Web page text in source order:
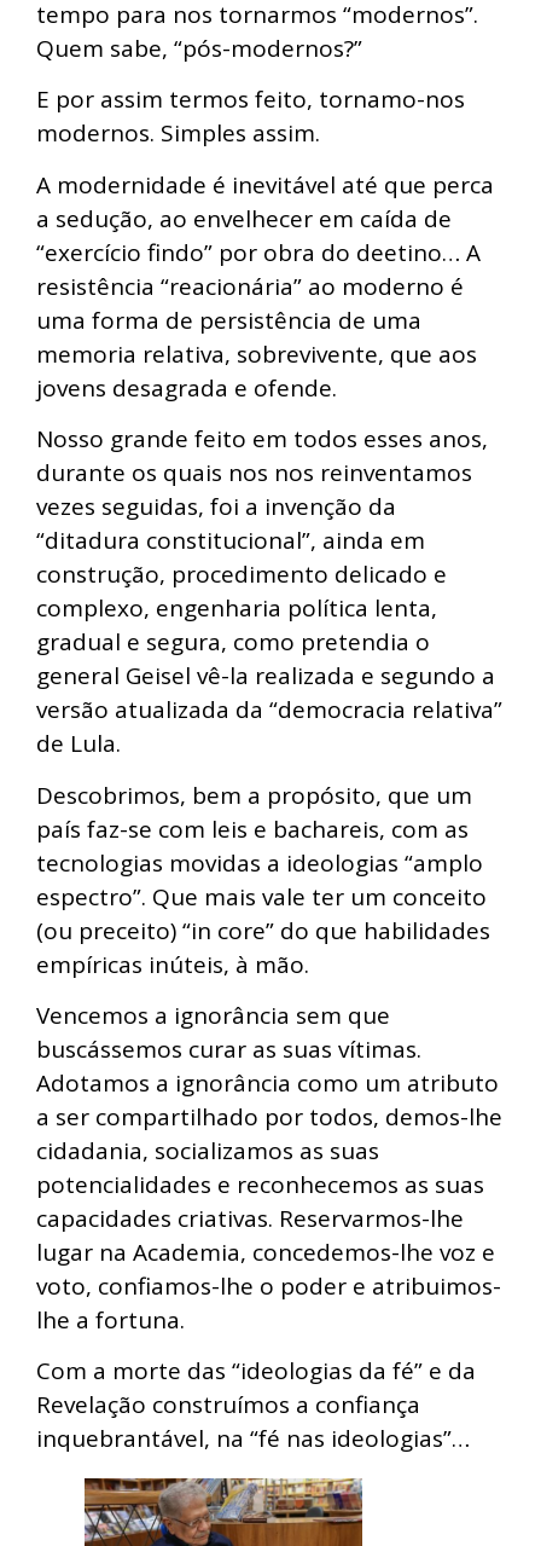
tempo para nos tornarmos “modernos”.
Quem sabe, “pós-modernos?”
E por assim termos feito, tornamo-nos
modernos. Simples assim.
A modernidade é inevitável até que perca
a sedução, ao envelhecer em caída de
“exercício findo” por obra do deetino… A
resistência “reacionária” ao moderno é
uma forma de persistência de uma
memoria relativa, sobrevivente, que aos
jovens desagrada e ofende.
Nosso grande feito em todos esses anos,
durante os quais nos nos reinventamos
vezes seguidas, foi a invenção da
“ditadura constitucional”, ainda em
construção, procedimento delicado e
complexo, engenharia política lenta,
gradual e segura, como pretendia o
general Geisel vê-la realizada e segundo a
versão atualizada da “democracia relativa”
de Lula.
Descobrimos, bem a propósito, que um
país faz-se com leis e bachareis, com as
tecnologias movidas a ideologias “amplo
espectro”. Que mais vale ter um conceito
(ou preceito) “in core” do que habilidades
empíricas inúteis, à mão.
Vencemos a ignorância sem que
buscássemos curar as suas vítimas.
Adotamos a ignorância como um atributo
a ser compartilhado por todos, demos-lhe
cidadania, socializamos as suas
potencialidades e reconhecemos as suas
capacidades criativas. Reservarmos-lhe
lugar na Academia, concedemos-lhe voz e
voto, confiamos-lhe o poder e atribuimos-
lhe a fortuna.
Com a morte das “ideologias da fé” e da
Revelação construímos a confiança
inquebrantável, na “fé nas ideologias”…